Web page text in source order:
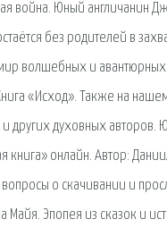
война. Юный англичанин
без родителей в
волшебных и
«Исход». Также на
других духовных авторов.
книга» онлайн. Автор:
вопросы о скачивании и
Майя. Эпопея из сказок и